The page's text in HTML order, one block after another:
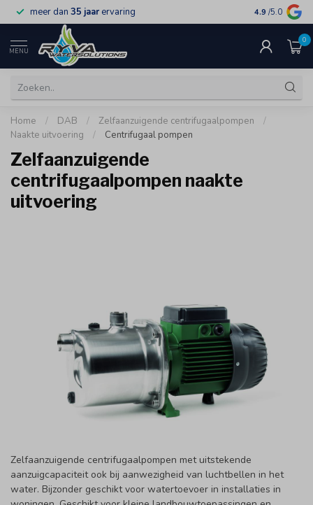
meer dan 35 jaar ervaring gratis
4.9 /5.0
MENU
0
Home / DAB / Zelfaanzuigende centrifugaalpompen
/
Naakte uitvoering
/ Centrifugaal pompen
Zelfaanzuigende
centrifugaalpompen naakte
uitvoering
Zelfaanzuigende centrifugaalpompen met uitstekende
aanzuigcapaciteit ook bij aanwezigheid van luchtbellen in het
water. Bijzonder geschikt voor watertoevoer in installaties in